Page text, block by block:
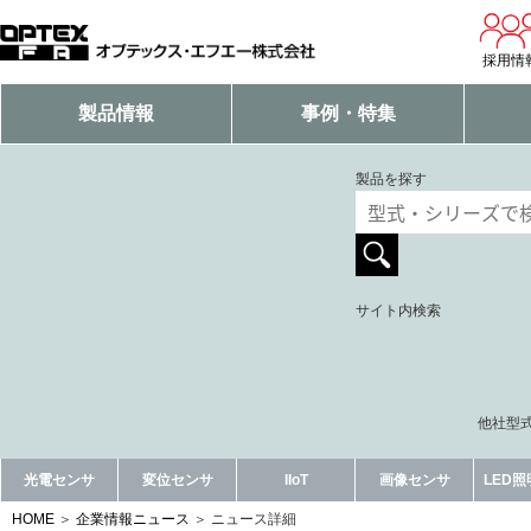
採用情
製品情報 事例・特集
製品を探す
サイト内検索
他社型
光電センサ 変位センサ IIoT 画像センサ LED照
HOME 企業情報ニュース ニュース詳細